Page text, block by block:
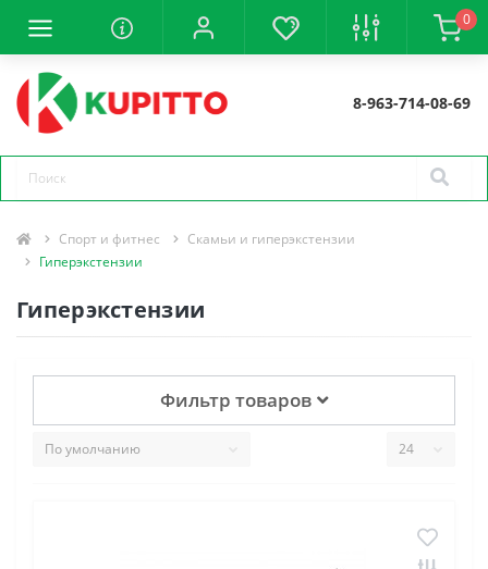
0
8-963-714-08-69
Спорт и фитнес
Скамьи и гиперэкстензии
Гиперэкстензии
Гиперэкстензии
Фильтр товаров